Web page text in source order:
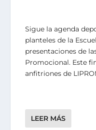
Sigue la agenda
planteles de la
presentaciones de
Promocional. Este
anfitriones de
LEER MÁS